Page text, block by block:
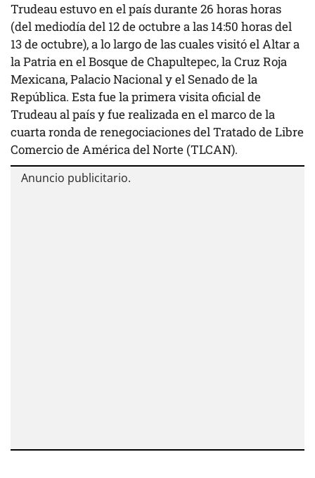
Trudeau estuvo en el país durante 26 horas horas
(del mediodía del 12 de octubre a las 14:50 horas del
13 de octubre), a lo largo de las cuales visitó el Altar a
la Patria en el Bosque de Chapultepec, la Cruz Roja
Mexicana, Palacio Nacional y el Senado de la
República. Esta fue la primera visita oficial de
Trudeau al país y fue realizada en el marco de la
cuarta ronda de renegociaciones del Tratado de Libre
Comercio de América del Norte (TLCAN).